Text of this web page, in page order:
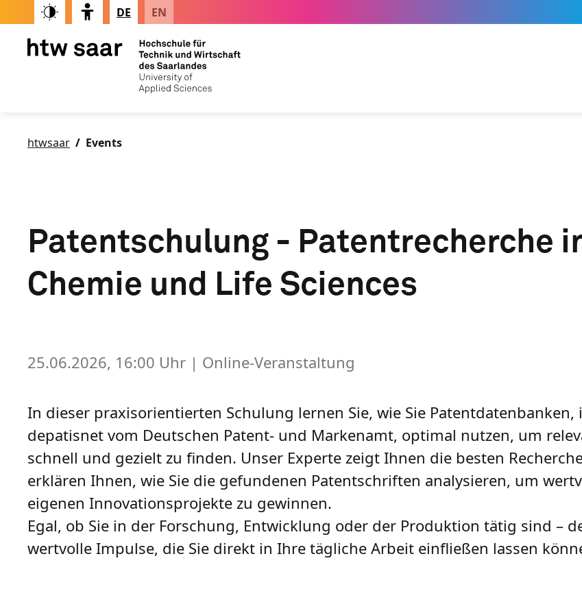
DE EN
htwsaar Events
Patentschulung - Patentrecherche
Chemie und Life Sciences
25.06.2026, 16:00 Uhr | Online-Veranstaltung
In dieser praxisorientierten Schulung lernen Sie, wie Sie Patentdatenbanken,
depatisnet vom Deutschen Patent- und Markenamt, optimal nutzen, um
schnell und gezielt zu finden. Unser Experte zeigt Ihnen die besten
erklären Ihnen, wie Sie die gefundenen Patentschriften analysieren, um
eigenen Innovationsprojekte zu gewinnen.
Egal, ob Sie in der Forschung, Entwicklung oder der Produktion tätig sind –
wertvolle Impulse, die Sie direkt in Ihre tägliche Arbeit einfließen lassen